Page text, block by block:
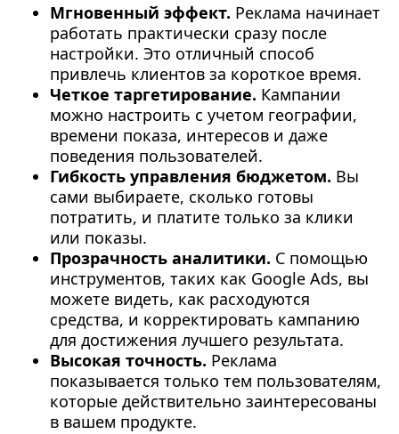
Мгновенный эффект. Реклама начинает
работать практически сразу после
настройки. Это отличный способ
привлечь клиентов за короткое время.
Четкое таргетирование. Кампании
можно настроить с учетом географии,
времени показа, интересов и даже
поведения пользователей.
Гибкость управления бюджетом. Вы
сами выбираете, сколько готовы
потратить, и платите только за клики
или показы.
Прозрачность аналитики. С помощью
инструментов, таких как Google Ads, вы
можете видеть, как расходуются
средства, и корректировать кампанию
для достижения лучшего результата.
Высокая точность. Реклама
показывается только тем пользователям,
которые действительно заинтересованы
в вашем продукте.